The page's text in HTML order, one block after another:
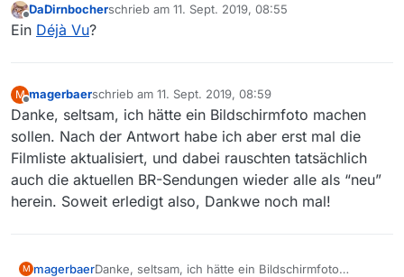
Offline
DaDirnbocherschrieb am 11. Sept. 2019, 08:55
zuletzt editiert von
Ein Déjà Vu?
M
Offline
magerbaerschrieb am 11. Sept. 2019, 08:59
zuletzt editiert von
Danke, seltsam, ich hätte ein Bildschirmfoto machen
sollen. Nach der Antwort habe ich aber erst mal die
Filmliste aktualisiert, und dabei rauschten tatsächlich
auch die aktuellen BR-Sendungen wieder alle als “neu”
herein. Soweit erledigt also, Dankwe noch mal!
M magerbaerDanke, seltsam, ich hätte ein Bildschirmfoto